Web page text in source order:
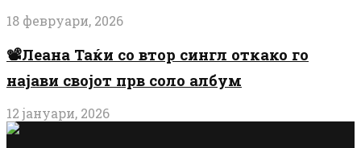
18 февруари, 2026
📽️Леана Таќи со втор сингл откако го
најави својот прв соло албум
12 јануари, 2026